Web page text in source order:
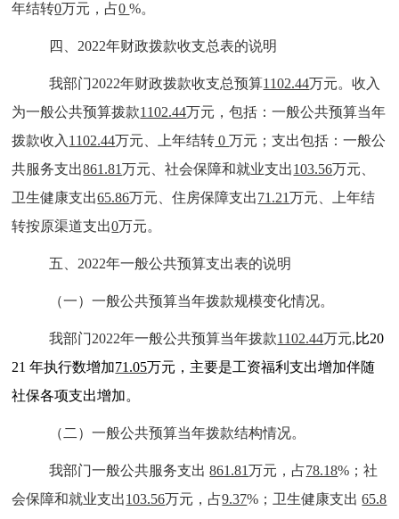
年结转0万元，占0%。
四、2022年财政拨款收支总表的说明
我部门2022年财政拨款收支总预算1102.44万元。收入
为一般公共预算拨款1102.44万元，包括：一般公共预算当年
拨款收入 1102.44万元、上年结转 0万元；支出包括：一般公
共服务支出861.81万元、社会保障和就业支出103.56万元、
卫生健康支出65.86万元、住房保障支出71.21万元、上年结
转按原渠道支出0万元。
五、2022年一般公共预算支出表的说明
（一）一般公共预算当年拨款规模变化情况。
我部门2022年一般公共预算当年拨款1102.44万元,比20
21 年执行数增加71.05万元，主要是工资福利支出增加伴随
社保各项支出增加。
（二）一般公共预算当年拨款结构情况。
我部门一般公共服务支出861.81万元，占78.18%；社
会保障和就业支出103.56万元，占9.37%；卫生健康支出65.8